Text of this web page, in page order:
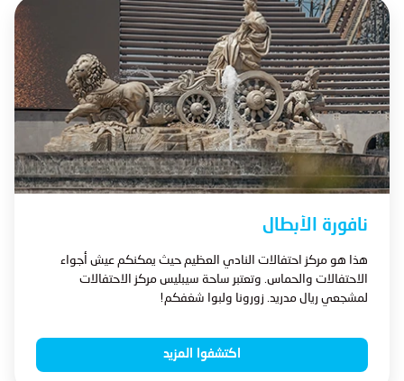
نافورة الأبطال
هذا هو مركز احتفالات النادي العظيم حيث يمكنكم عيش أجواء
الاحتفالات والحماس. وتعتبر ساحة سيبليس مركز الاحتفالات
لمشجعي ريال مدريد. زورونا ولبوا شغفكم!
اكتشفوا المزيد